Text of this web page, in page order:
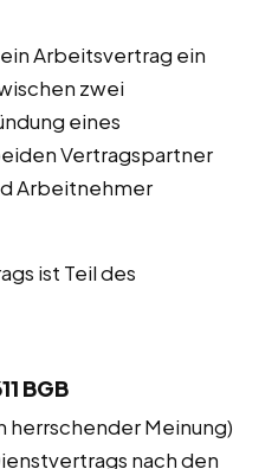
Arbeitsvertrag ein
zwei
eines
Vertragspartner
Arbeitnehmer
ist Teil des
BGB
herrschender Meinung)
nach den